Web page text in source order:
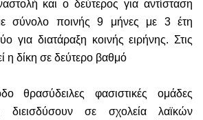
και ο δεύτερος για αντίσταση
σύνολο ποινής 9 μήνες με 3 έτη
για διατάραξη κοινής ειρήνης. Στις
η δίκη σε δεύτερο βαθμό
θρασύδειλες φασιστικές ομάδες
σε σχολεία λαϊκών